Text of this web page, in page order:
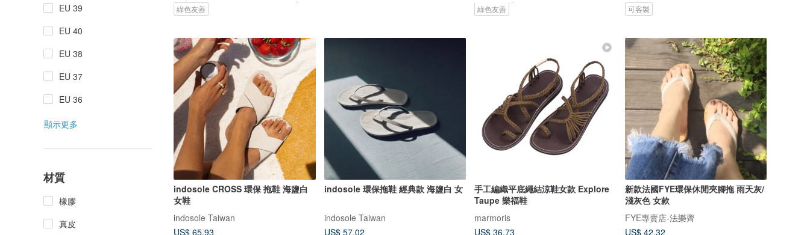
EU 39
EU 40
EU 38
EU 37
EU 36
顯示更多
材質
橡膠
真皮
綠色友善 綠色友善 可客製
indosole CROSS 環保 拖鞋 海鹽白
女鞋
indosole Taiwan
US$ 65.93
indosole 環保拖鞋 經典款 海鹽白 女
indosole Taiwan
US$ 57.02
手工編織平底繩結涼鞋女款 Explore
Taupe 樂福鞋
marmoris
US$ 36.73
新款法國FYE環保休閒夾腳拖 雨天灰/
淺灰色 女款
FYE專賣店-法樂齊
US$ 42.32